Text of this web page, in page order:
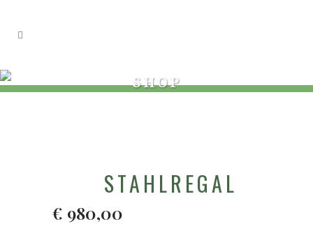
SHOP
STAHLREGAL
€ 980,00